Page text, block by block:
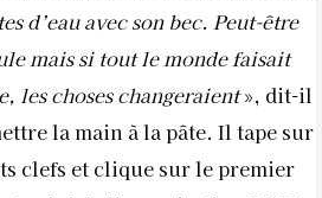
d’eau avec son bec. Peut-être
mais si tout le monde faisait
les choses changeraient», dit-il
la main à la pâte. Il tape sur
clefs et clique sur le premier